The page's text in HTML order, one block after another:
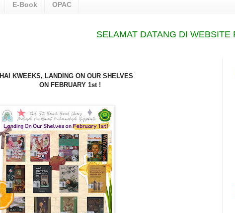
E-Book OPAC
SELAMAT DATANG DI WEBSITE
HAI KWEEKS, LANDING ON OUR SHELVES
ON FEBRUARY 1st !